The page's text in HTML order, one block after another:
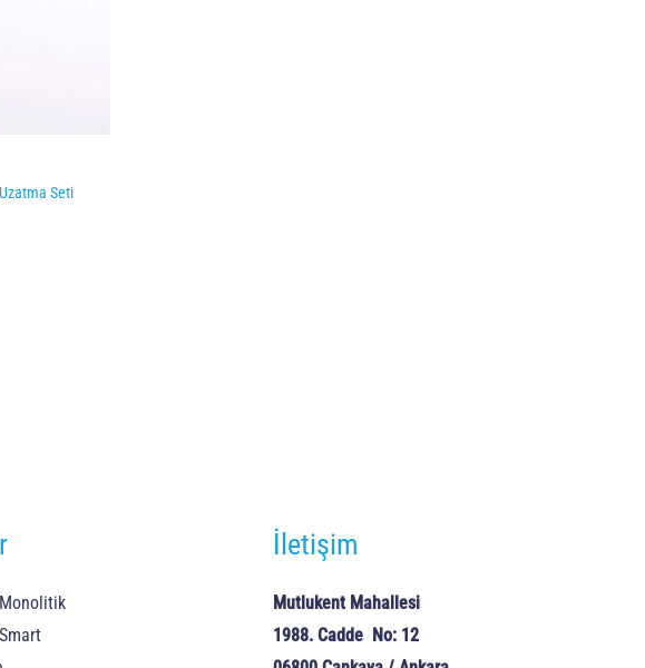
Seti
İletişim
Mutlukent Mahallesi
1988. Cadde No: 12